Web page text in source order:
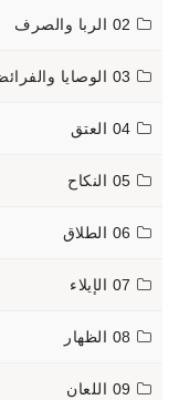
02 الربا والصرف
03 الوصايا والفرائض
04 العتق
05 النكاح
06 الطلاق
07 الإيلاء
08 الظهار
09 اللعان